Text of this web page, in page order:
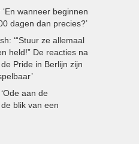
wanneer beginnen
dagen dan precies?’
‘“Stuur ze allemaal
held!” De reacties na
Pride in Berlijn zijn
aan de
blik van een